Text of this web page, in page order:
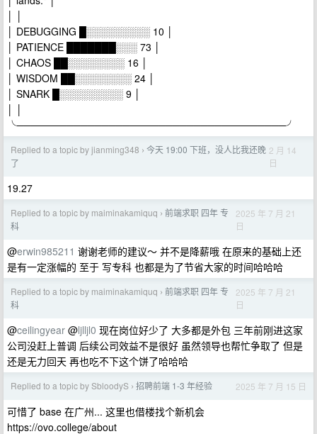
│ DEBUGGING █░░░░░░░░░ 10 │
│ PATIENCE ███████░░░ 73 │
│ CHAOS ██░░░░░░░░ 16 │
│ WISDOM ██░░░░░░░░ 24 │
│ SNARK █░░░░░░░░░ 9 │
╰──────────────────────────────────────╯
Replied to a topic by jianming348 › 今天 19:00 下班，没人比我还晚
了
2 月 14
日
19.27
Replied to a topic by maiminakamiquq › 前端求职 四年 专
科
2025 年 7 月 21
日
@erwin985211 谢谢老师的建议～ 并不是降薪哦 在原来的基础上还
是有一定涨幅的 至于 写专科 也都是为了节省大家的时间哈哈哈
Replied to a topic by maiminakamiquq › 前端求职 四年 专
科
2025 年 7 月 21
日
@ceilingyear @ljlljl0 现在岗位好少了 大多都是外包 三年前刚进这家
公司没赶上普调 后续公司效益不是很好 虽然领导也帮忙争取了 但是
还是无力回天 再也吃不下这个饼了哈哈哈
Replied to a topic by SbloodyS › 招聘前端 1-3 年经验 2025 年 7 月 15 日
可惜了 base 在广州... 这里也借楼找个新机会
https://ovo.college/about